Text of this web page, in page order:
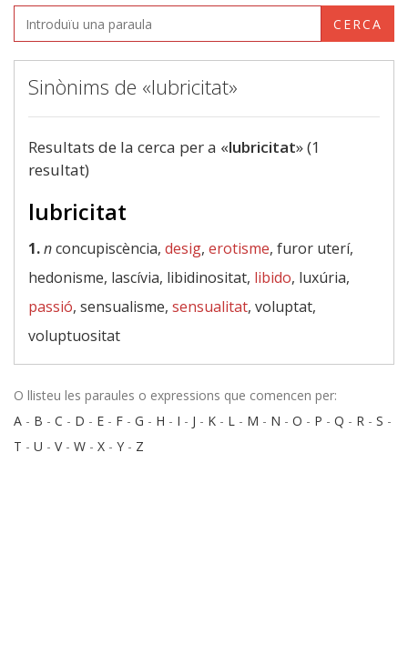
CERCA
Sinònims de «lubricitat»
Resultats de la cerca per a «lubricitat» (1
resultat)
lubricitat
1.nconcupiscència, desig, erotisme, furor uterí,
hedonisme, lascívia, libidinositat, libido, luxúria,
passió, sensualisme, sensualitat, voluptat,
voluptuositat
O llisteu les paraules o expressions que comencen per:
A - B - C - D - E - F - G - H - I - J - K - L - M - N - O - P - Q - R - S -
T - U - V- W - X - Y - Z